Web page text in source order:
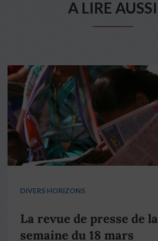
A LIRE AUSSI
DIVERS HORIZONS
La revue de presse de la
semaine du 18 mars